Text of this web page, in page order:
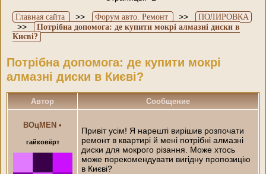
Главная сайта >> Форум авто. Ремонт >> ПОЛИРОВКА
>>
Потрібна допомога: де купити мокрі алмазні диски в
Києві?
Потрібна допомога: де купити мокрі
алмазні диски в Києві?
Автор Сообщение
BOцMEN •
гайковёрт
Привіт усім! Я нарешті вирішив розпочати
ремонт в квартирі й мені потрібні алмазні
диски для мокрого різання. Може хтось
може порекомендувати вигідну пропозицію
в Києві?